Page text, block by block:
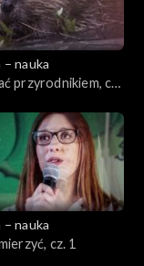
– nauka
przyrodnikiem, cz.
– nauka
cz. 1